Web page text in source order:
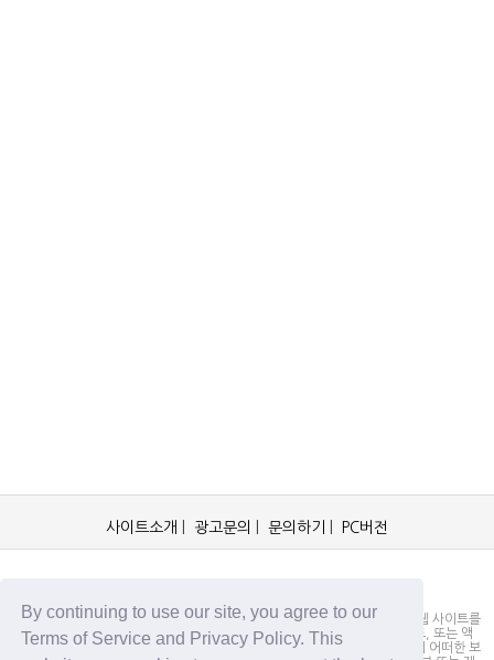
By continuing to use our site, you agree to our
Terms of Service and Privacy Policy. This
사이트소개 광고문의 문의하기 PC버전
OCKorea365.com 오씨코리아365는 본 웹 사이트에 명시되어 있거나, 본 웹 사이트를
통해 배포되거나, 본 웹 사이트에 포함되어 있는 서비스로부터 링크, 다운로드, 또는 액
세스되는 정보, 내용 또는 광고(총칭하여 "자료")의 정확성이나 신뢰성에 대해 어떠한 보